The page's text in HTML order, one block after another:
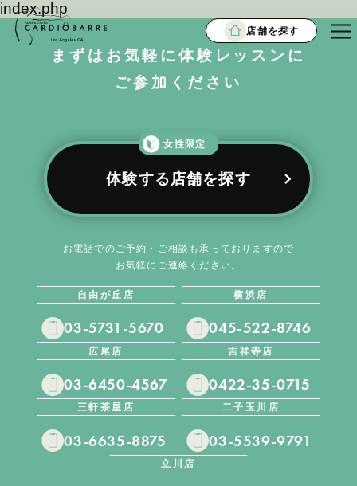
店舗を探す
index.php
まずはお気軽に体験レッスンに
ご参加ください
女性限定
体験する店舗を探す
お電話でのご予約・ご相談も承っておりますので
お気軽にご連絡ください。
自由が丘店
03-5731-5670
横浜店
045-522-8746
広尾店
03-6450-4567
吉祥寺店
0422-35-0715
三軒茶屋店
03-6635-8875
二子玉川店
03-5539-9791
立川店